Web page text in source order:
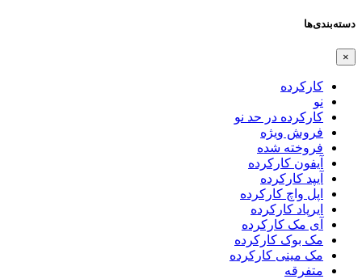
دسته‌بندی‌ها
×
کارکرده
نو
کارکرده در حد نو
فروش ویژه
فروخته شده
آیفون کارکرده
آیپد کارکرده
اپل واچ کارکرده
ایرپاد کارکرده
آی مک کارکرده
مک بوک کارکرده
مک مینی کارکرده
متفرقه